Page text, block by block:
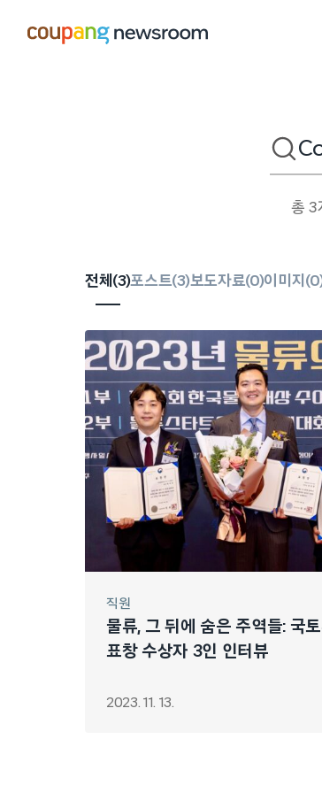
검색어
총 3
전체(3)포스트(3)보도자료(0)이미지(0
직원
물류, 그 뒤에 숨은 주역들: 국
표창 수상자 3인 인터뷰
2023. 11. 13.